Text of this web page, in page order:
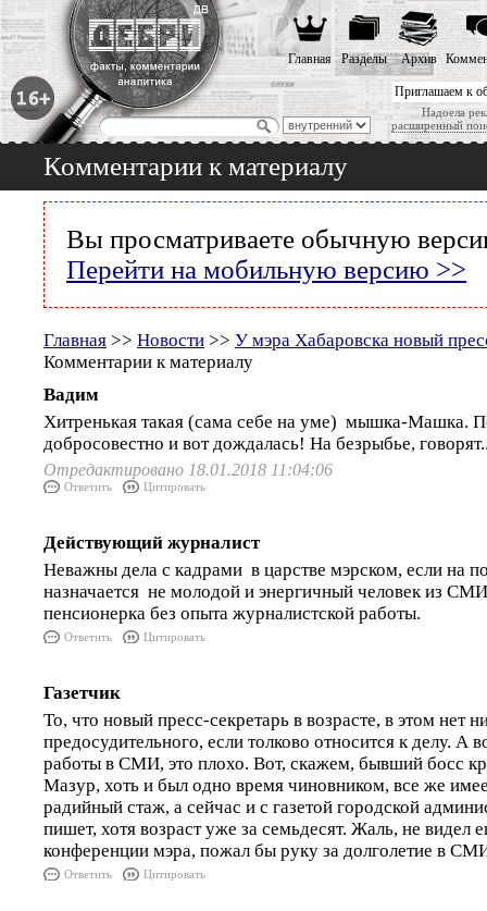
Приглашаем к
Надоела
расширенный
Главная Разделы Архив
Комментарии к материалу
Вы просматриваете обычную
Перейти на мобильную версию >>
Главная >> Новости >> У мэра Хабаровска новый
Комментарии к материалу
Вадим
Хитренькая такая (сама себе на уме) мышка-Машка.
добросовестно и вот дождалась! На безрыбье,
Отредактировано 18.01.2018 11:04:06
Ответить Цитировать
Действующий журналист
Неважны дела с кадрами в царстве мэрском, если на
назначается не молодой и энергичный человек из
пенсионерка без опыта журналистской работы.
Ответить Цитировать
Газетчик
То, что новый пресс-секретарь в возрасте, в этом нет
предосудительного, если толково относится к делу. А
работы в СМИ, это плохо. Вот, скажем, бывший босс
Мазур, хоть и был одно время чиновником, все же
радийный стаж, а сейчас и с газетой городской
пишет, хотя возраст уже за семьдесят. Жаль, не видел
конференции мэра, пожал бы руку за долголетие в
Ответить Цитировать